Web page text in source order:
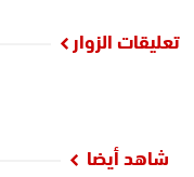
تعليقات الزوار
شاهد أيضا